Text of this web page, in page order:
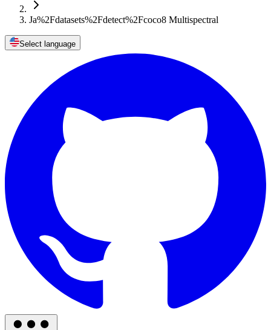
Ja%2Fdatasets%2Fdetect%2Fcoco8 Multispectral
Select language